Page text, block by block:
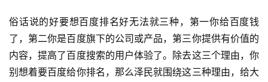
俗话说的好要想百度排名好无法就三种，第一你给百度钱
了，第二你是百度旗下的公司或产品，第三你提供有价值的
内容，提高了百度搜索的用户体验了。除去这三个理由，你
别想着要百度给你排名，那么泽民就围绕这三种理由，给大